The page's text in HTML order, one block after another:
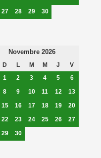
27 28 29 30
Novembre 2026
D L M M J
V
1
2 3 4 5
6
8 9 10 11 12
13
15 16 17 18 19
20
22 23 24 25 26
27
29 30